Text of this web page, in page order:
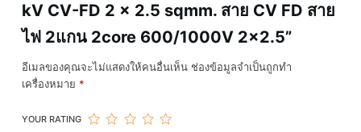
kV CV-FD 2 x 2.5 sqmm. สาย CV FD สาย
ไฟ 2แกน 2core 600/1000V 2×2.5”
อีเมลของคุณจะไม่แสดงให้คนอื่นเห็น ช่องข้อมูลจำเป็นถูกทำ
เครื่องหมาย *
YOUR RATING